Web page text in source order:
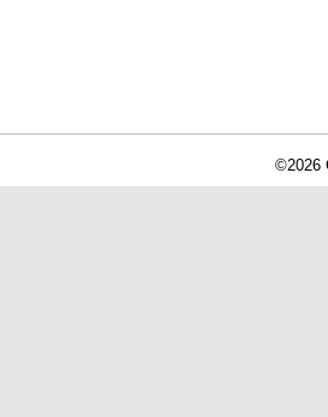
©2026